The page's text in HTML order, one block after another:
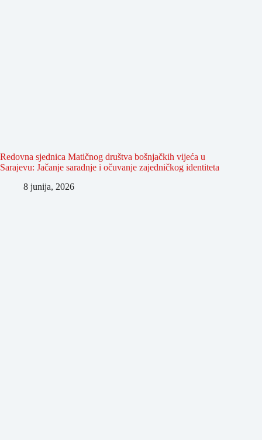
Redovna sjednica Matičnog društva bošnjačkih vijeća u
Sarajevu: Jačanje saradnje i očuvanje zajedničkog identiteta
8 junija, 2026